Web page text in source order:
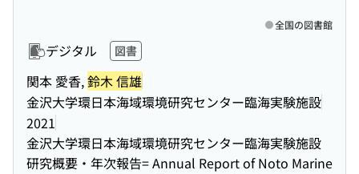
デジタル 図書
関本 愛香,鈴木 信雄
金沢大学環日本海域環境研究センター臨海実験施設
2021
金沢大学環日本海域環境研究センター臨海実験施設
研究概要・年次報告= Annual Report of Noto Marine
全国の図書館